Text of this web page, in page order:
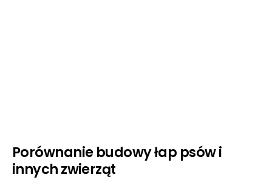
Porównanie budowy łap psów i
innych zwierząt